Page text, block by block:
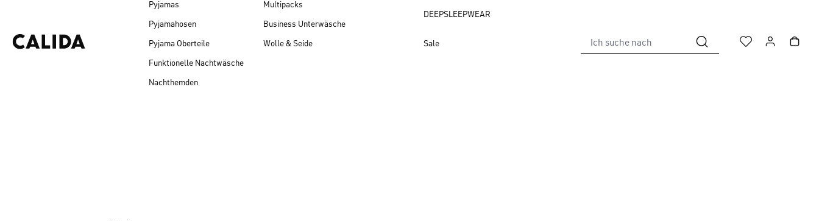
Pyjamas
Pyjamahosen
Pyjama Oberteile
Funktionelle Nachtwäsche
Nachthemden
Multipacks
Business Unterwäsche
Wolle & Seide
DEEPSLEEPWEAR
Sale